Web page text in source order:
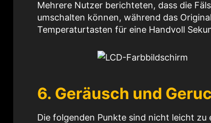
Mehrere Nutzer berichteten, dass die
umschalten können, während das
Temperaturtasten für eine Handvoll
6. Geräusch und
Die folgenden Punkte sind nicht leicht